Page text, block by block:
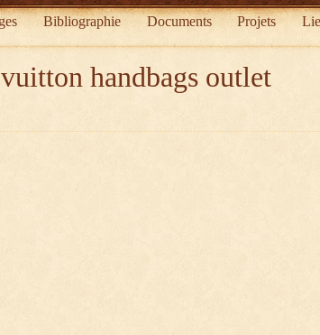
Bibliographie Documents Projets
handbags outlet